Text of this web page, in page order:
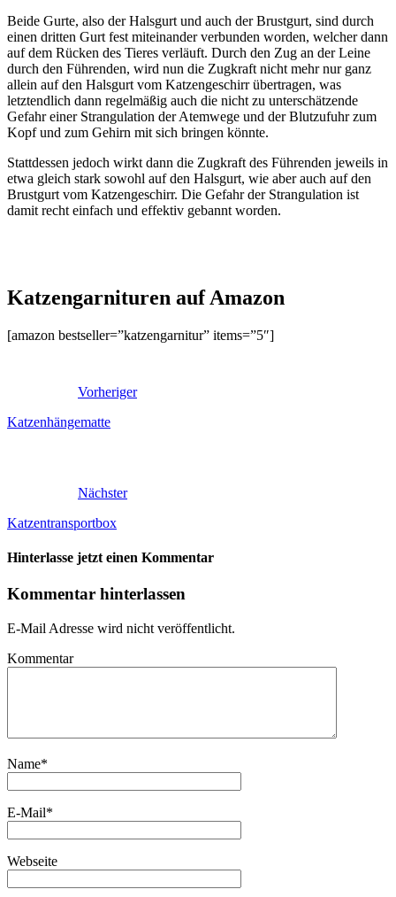
Beide Gurte, also der Halsgurt und auch der Brustgurt, sind durch
einen dritten Gurt fest miteinander verbunden worden, welcher dann
auf dem Rücken des Tieres verläuft. Durch den Zug an der Leine
durch den Führenden, wird nun die Zugkraft nicht mehr nur ganz
allein auf den Halsgurt vom Katzengeschirr übertragen, was
letztendlich dann regelmäßig auch die nicht zu unterschätzende
Gefahr einer Strangulation der Atemwege und der Blutzufuhr zum
Kopf und zum Gehirn mit sich bringen könnte.
Stattdessen jedoch wirkt dann die Zugkraft des Führenden jeweils in
etwa gleich stark sowohl auf den Halsgurt, wie aber auch auf den
Brustgurt vom Katzengeschirr. Die Gefahr der Strangulation ist
damit recht einfach und effektiv gebannt worden.
Katzengarnituren auf Amazon
[amazon bestseller=”katzengarnitur” items=”5″]
Vorheriger
Katzenhängematte
Nächster
Katzentransportbox
Hinterlasse jetzt einen Kommentar
Kommentar hinterlassen
E-Mail Adresse wird nicht veröffentlicht.
Kommentar
Name*
E-Mail*
Webseite